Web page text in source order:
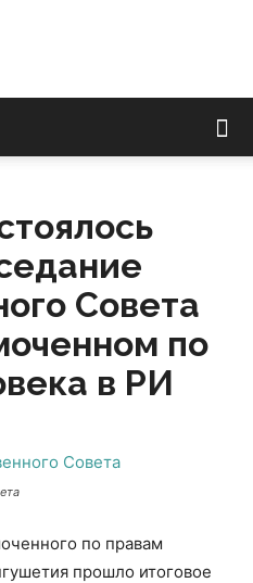
по
правам Совета
по
в РИ
по правам
прошло итоговое